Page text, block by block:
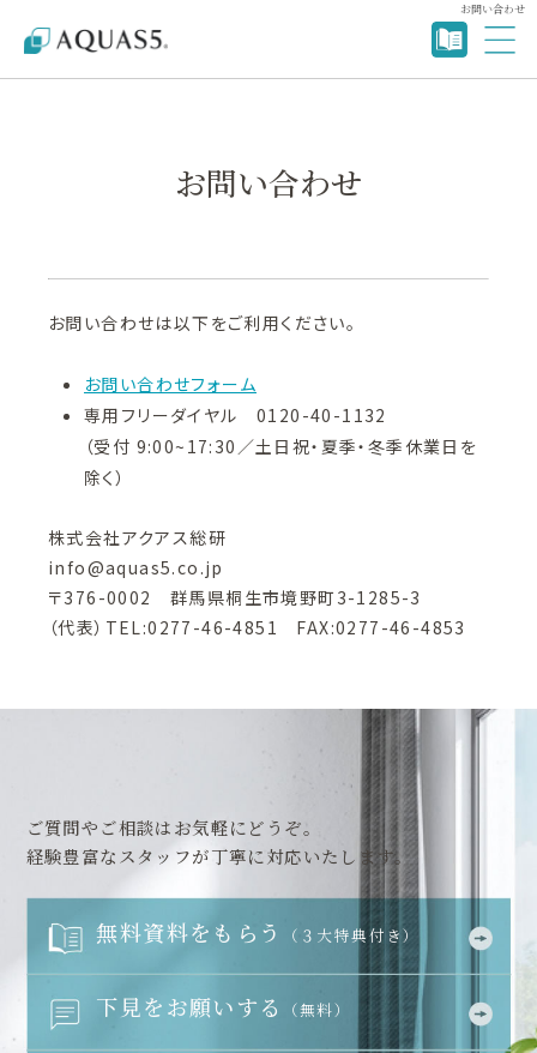
お問い合わせ
お問い合わせ
お問い合わせは以下をご利用ください。
お問い合わせフォーム
専用フリーダイヤル 0120-40-1132
（受付 9:00~17:30／土日祝・夏季・冬季休業日を
除く）
株式会社アクアス総研
info@aquas5.co.jp
〒376-0002 群馬県桐生市境野町3-1285-3
（代表）TEL:0277-46-4851 FAX:0277-46-4853
ご質問やご相談はお気軽にどうぞ。
経験豊富なスタッフが丁寧に対応いたします。
無料資料をもらう （３大特典付き）
下見をお願いする （無料）